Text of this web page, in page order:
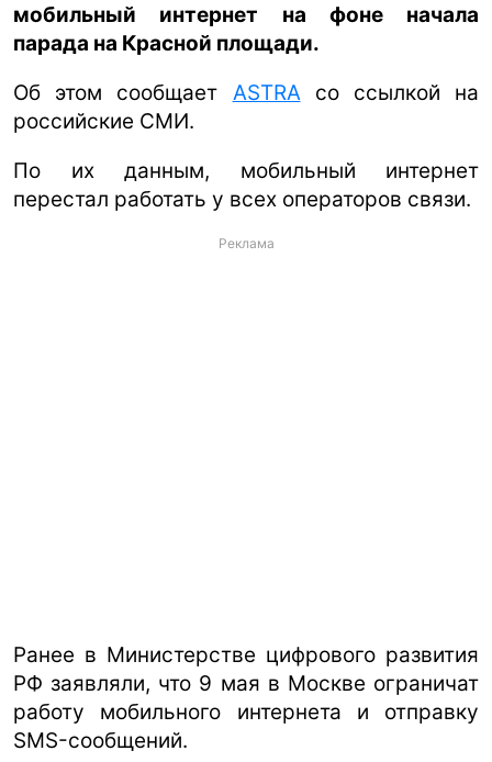
мобильный интернет на фоне начала
парада на Красной площади.
Об этом сообщает ASTRAсо ссылкой на
российские СМИ.
По их данным, мобильный интернет
перестал работать у всех операторов связи.
Реклама
Ранее в Министерстве цифрового развития
РФ заявляли, что 9 мая в Москве ограничат
работу мобильного интернета и отправку
SMS-сообщений.